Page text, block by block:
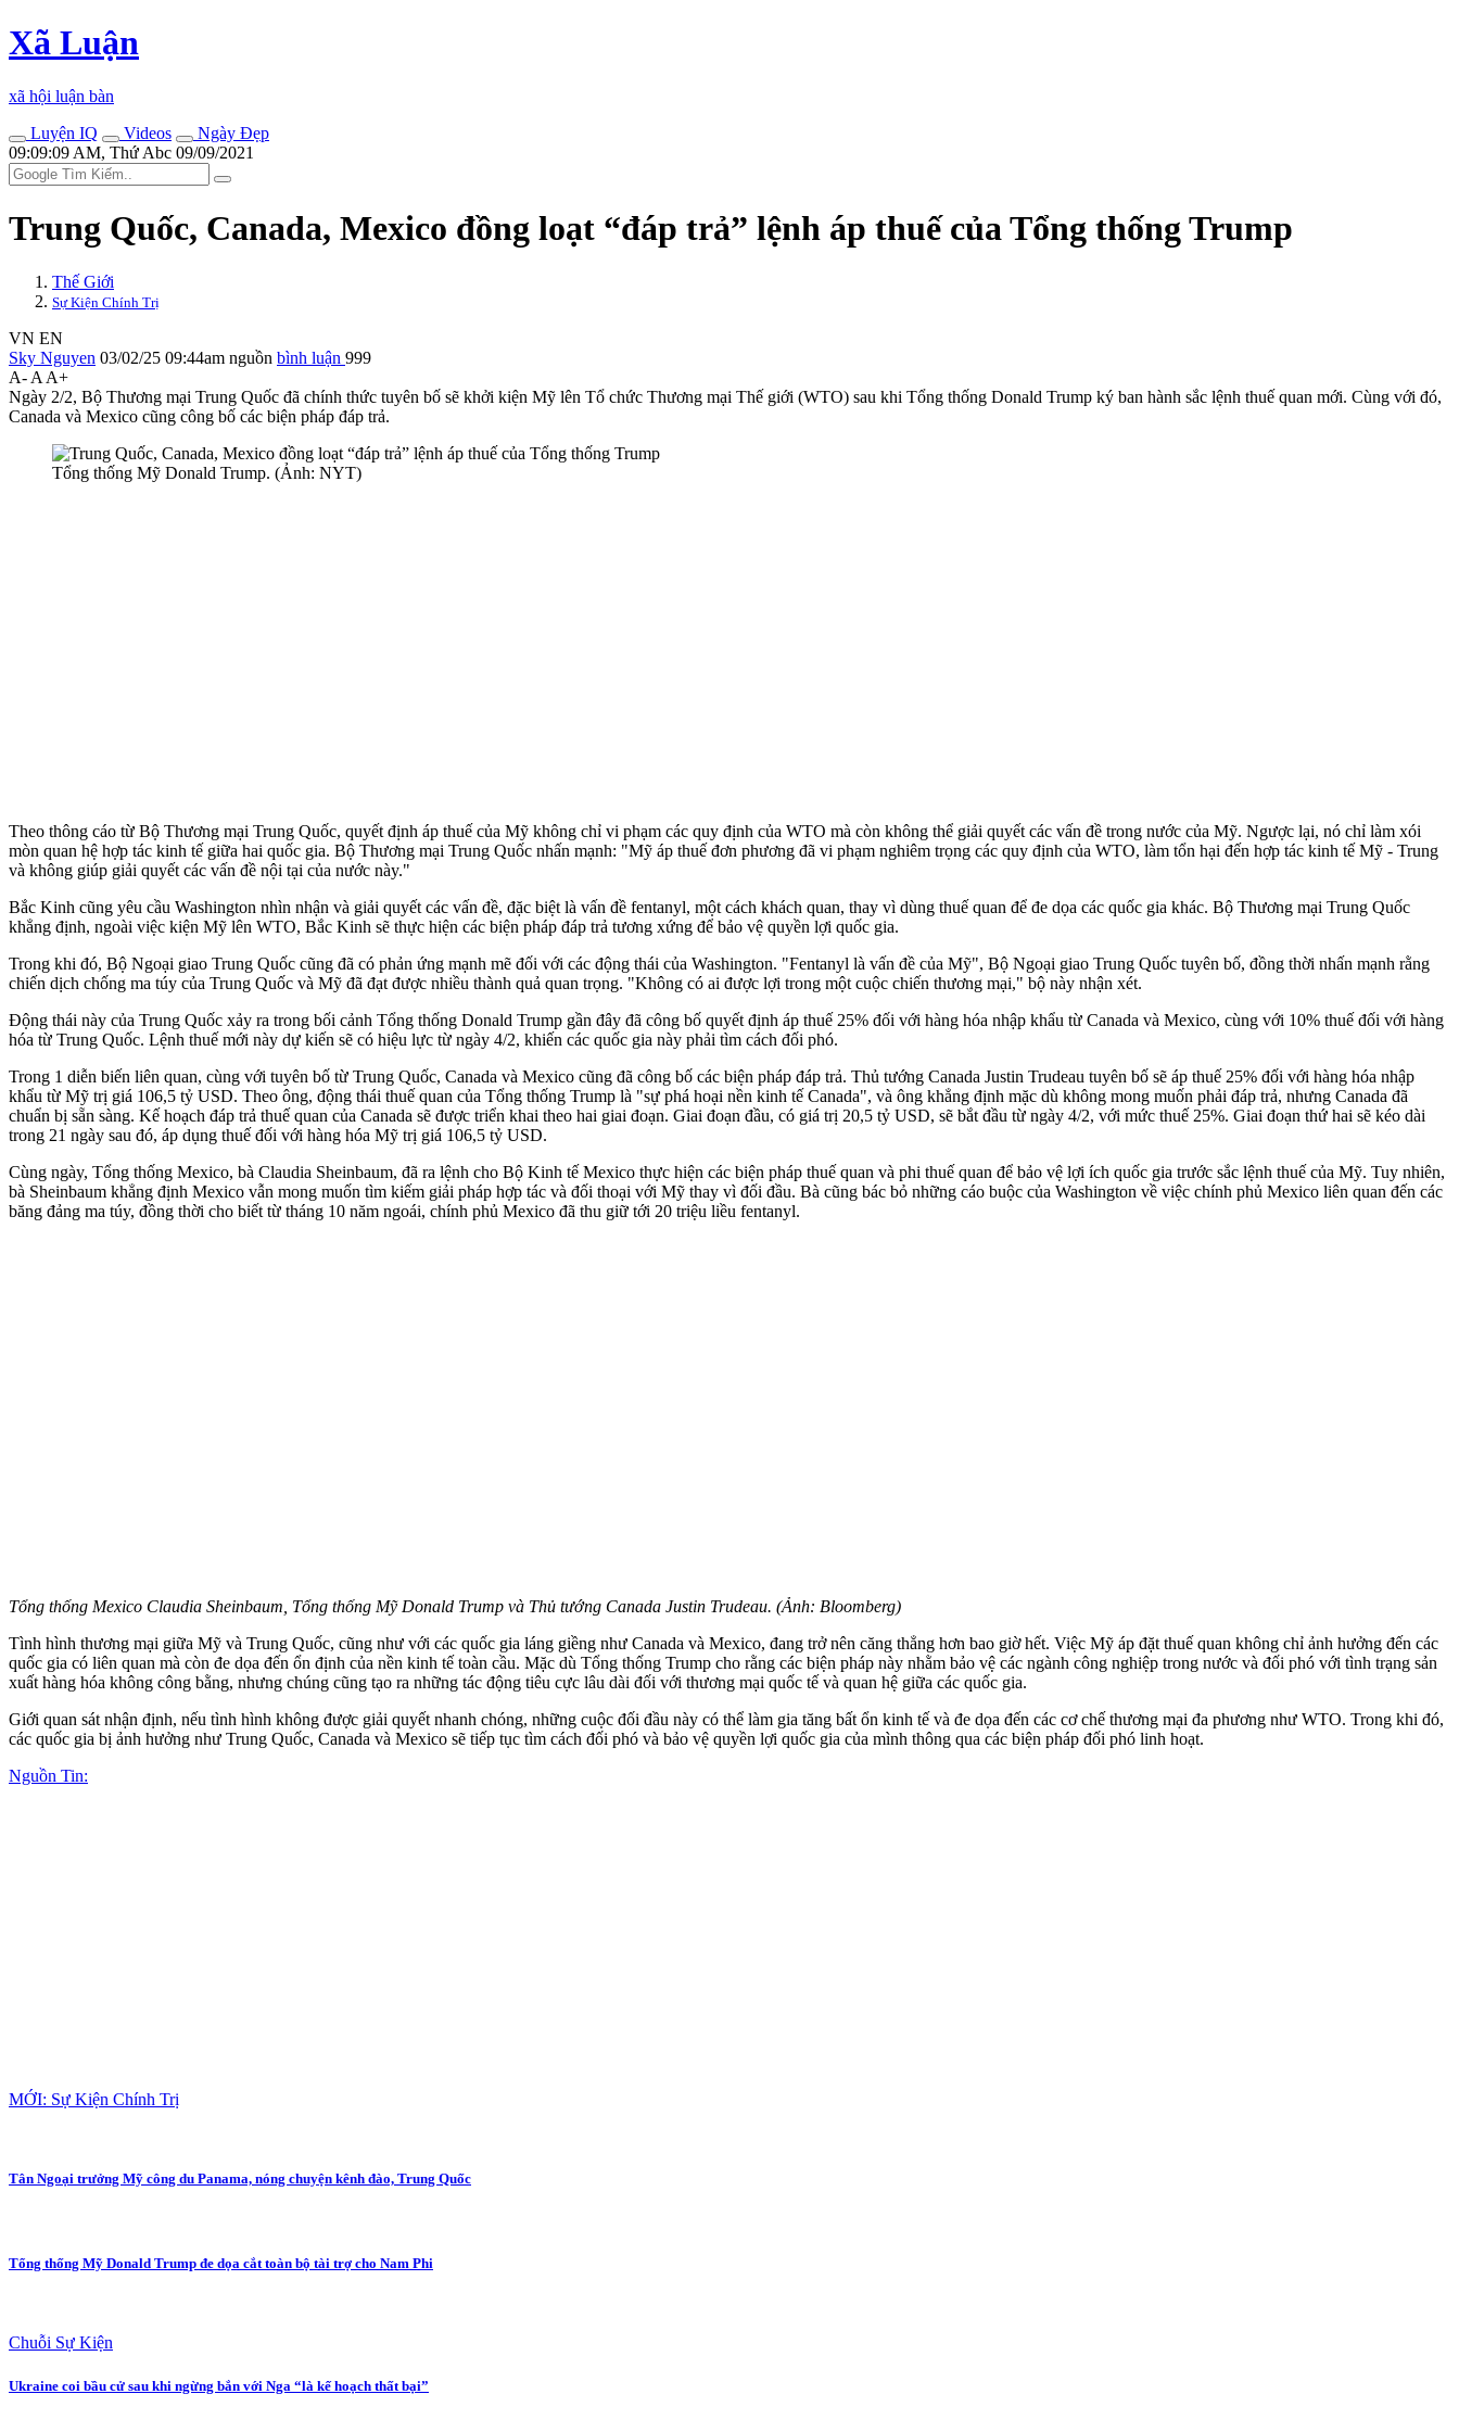
Xã Luận
xã hội luận bàn
Luyện IQ
Videos
Ngày Đẹp
09:09:09 AM, Thứ Abc 09/09/2021
Trung Quốc, Canada, Mexico đồng loạt “đáp trả” lệnh áp thuế của Tổng thống Trump
Thế Giới
Sự Kiện Chính Trị
VN EN
Sky Nguyen 03/02/25 09:44am nguồn bình luận 999
A- A A+
Ngày 2/2, Bộ Thương mại Trung Quốc đã chính thức tuyên bố sẽ khởi kiện Mỹ lên Tổ chức Thương mại Thế giới (WTO) sau khi Tổng thống Donald Trump ký ban hành sắc lệnh thuế quan mới. Cùng với đó,
Canada và Mexico cũng công bố các biện pháp đáp trả.
Tổng thống Mỹ Donald Trump. (Ảnh: NYT)
Theo thông cáo từ Bộ Thương mại Trung Quốc, quyết định áp thuế của Mỹ không chỉ vi phạm các quy định của WTO mà còn không thể giải quyết các vấn đề trong nước của Mỹ. Ngược lại, nó chỉ làm xói
mòn quan hệ hợp tác kinh tế giữa hai quốc gia. Bộ Thương mại Trung Quốc nhấn mạnh: "Mỹ áp thuế đơn phương đã vi phạm nghiêm trọng các quy định của WTO, làm tổn hại đến hợp tác kinh tế Mỹ - Trung
và không giúp giải quyết các vấn đề nội tại của nước này."
Bắc Kinh cũng yêu cầu Washington nhìn nhận và giải quyết các vấn đề, đặc biệt là vấn đề fentanyl, một cách khách quan, thay vì dùng thuế quan để đe dọa các quốc gia khác. Bộ Thương mại Trung Quốc
khẳng định, ngoài việc kiện Mỹ lên WTO, Bắc Kinh sẽ thực hiện các biện pháp đáp trả tương xứng để bảo vệ quyền lợi quốc gia.
Trong khi đó, Bộ Ngoại giao Trung Quốc cũng đã có phản ứng mạnh mẽ đối với các động thái của Washington. "Fentanyl là vấn đề của Mỹ", Bộ Ngoại giao Trung Quốc tuyên bố, đồng thời nhấn mạnh rằng
chiến dịch chống m‌a tú‌y của Trung Quốc và Mỹ đã đạt được nhiều thành quả quan trọng. "Không có ai được lợi trong một cuộc chiến thương mại," bộ này nhận xét.
Động thái này của Trung Quốc xảy ra trong bối cảnh Tổng thống Donald Trump gần đây đã công bố quyết định áp thuế 25% đối với hàng hóa nhập khẩu từ Canada và Mexico, cùng với 10% thuế đối với hàng
hóa từ Trung Quốc. Lệnh thuế mới này dự kiến sẽ có hiệu lực từ ngày 4/2, khiến các quốc gia này phải tìm cách đối phó.
Trong 1 diễn biến liên quan, cùng với tuyên bố từ Trung Quốc, Canada và Mexico cũng đã công bố các biện pháp đáp trả. Thủ tướng Canada Justin Trudeau tuyên bố sẽ áp thuế 25% đối với hàng hóa nhập
khẩu từ Mỹ trị giá 106,5 tỷ USD. Theo ông, động thái thuế quan của Tổng thống Trump là "sự phá hoại nền kinh tế Canada", và ông khẳng định mặc dù không mong muốn phải đáp trả, nhưng Canada đã
chuẩn bị sẵn sàng. Kế hoạch đáp trả thuế quan của Canada sẽ được triển khai theo hai giai đoạn. Giai đoạn đầu, có giá trị 20,5 tỷ USD, sẽ bắt đầu từ ngày 4/2, với mức thuế 25%. Giai đoạn thứ hai sẽ kéo dài
trong 21 ngày sau đó, áp dụng thuế đối với hàng hóa Mỹ trị giá 106,5 tỷ USD.
Cùng ngày, Tổng thống Mexico, bà Claudia Sheinbaum, đã ra lệnh cho Bộ Kinh tế Mexico thực hiện các biện pháp thuế quan và phi thuế quan để bảo vệ lợi ích quốc gia trước sắc lệnh thuế của Mỹ. Tuy nhiên,
bà Sheinbaum khẳng định Mexico vẫn mong muốn tìm kiếm giải pháp hợp tác và đối thoại với Mỹ thay vì đối đầu. Bà cũng bác bỏ những cáo buộc của Washington về việc chính phủ Mexico liên quan đến các
băng đảng m‌a tú‌y, đồng thời cho biết từ tháng 10 năm ngoái, chính phủ Mexico đã thu giữ tới 20 triệu liều fentanyl.
Tổng thống Mexico Claudia Sheinbaum, Tổng thống Mỹ Donald Trump và Thủ tướng Canada Justin Trudeau. (Ảnh: Bloomberg)
Tình hình thương mại giữa Mỹ và Trung Quốc, cũng như với các quốc gia láng giềng như Canada và Mexico, đang trở nên căng thẳng hơn bao giờ hết. Việc Mỹ áp đặt thuế quan không chỉ ảnh hưởng đến các
quốc gia có liên quan mà còn đe dọa đến ổn định của nền kinh tế toàn cầu. Mặc dù Tổng thống Trump cho rằng các biện pháp này nhằm bảo vệ các ngành công nghiệp trong nước và đối phó với tình trạng sản
xuất hàng hóa không công bằng, nhưng chúng cũng tạo ra những tác động tiêu cực lâu dài đối với thương mại quốc tế và quan hệ giữa các quốc gia.
Giới quan sát nhận định, nếu tình hình không được giải quyết nhanh chóng, những cuộc đối đầu này có thể làm gia tăng bất ổn kinh tế và đe dọa đến các cơ chế thương mại đa phương như WTO. Trong khi đó,
các quốc gia bị ảnh hưởng như Trung Quốc, Canada và Mexico sẽ tiếp tục tìm cách đối phó và bảo vệ quyền lợi quốc gia của mình thông qua các biện pháp đối phó linh hoạt.
Nguồn Tin:
MỚI: Sự Kiện Chính Trị
Tân Ngoại trưởng Mỹ công du Panama, nóng chuyện kênh đào, Trung Quốc
Tổng thống Mỹ Donald Trump đe dọa cắt toàn bộ tài trợ cho Nam Phi
Chuỗi Sự Kiện
Ukraine coi bầu cử sau khi ngừng bắn với Nga “là kế hoạch thất bại”